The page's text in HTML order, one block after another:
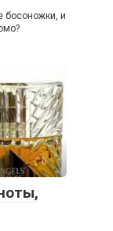
босоножки, и
0